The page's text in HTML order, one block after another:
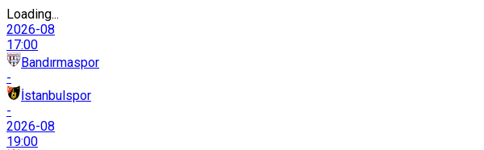
Loading...
2026-08
17:00
Bandırmaspor
-
İstanbulspor
-
2026-08
19:00